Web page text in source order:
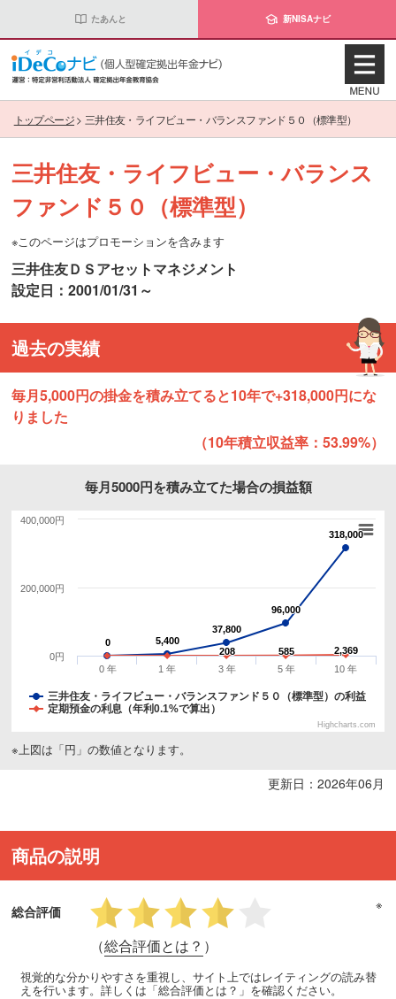
たあんと 新NISAナビ
トップページ> 三井住友・ライフビュー・バランスファンド５０（標準型）
三井住友・ライフビュー・バランス
ファンド５０（標準型）
※このページはプロモーションを含みます
三井住友ＤＳアセットマネジメント
設定日：2001/01/31～
過去の実績
毎月5,000円の掛金を積み立てると10年で+318,000円にな
りました
（10年積立収益率：53.99%）
毎月5000円を積み立てた場合の損益額
0
0 5,400
5,400
37,800
37,800
96,000
96,000
318,000
318,000
208
208 585
585 2,369
2,369
三井住友・ライフビュー・バランスファンド５０（標準型）の利益
定期預金の利息（年利0.1%で算出）
0 年 1 年 3 年 5 年 10 年
0円
200,000円
400,000円
Highcharts.com
※上図は「円」の数値となります。
更新日：2026年06月
商品の説明
総合評価
（総合評価とは？ ）
※
視覚的な分かりやすさを重視し、サイト上ではレイティングの読み替
えを行います。詳しくは「総合評価とは？」を確認ください。